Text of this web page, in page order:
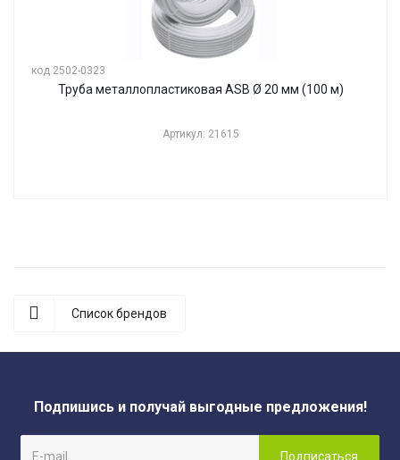
код 2502-0323
Труба металлопластиковая ASB Ø 20 мм (100 м)
Артикул: 21615
Список брендов
Подпишись и получай выгодные предложения!